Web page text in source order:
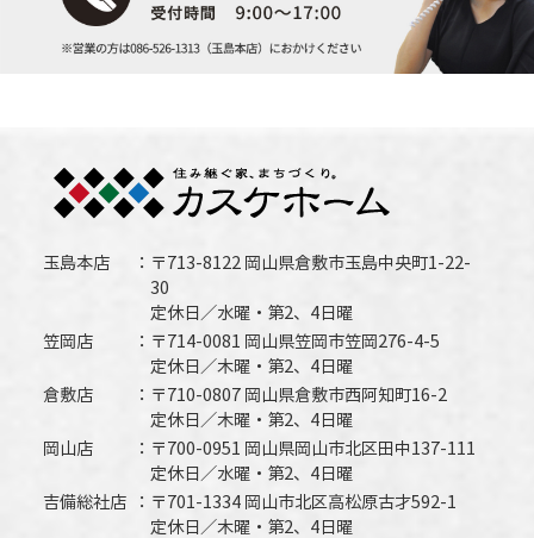
玉島本店
〒713-8122 岡山県倉敷市玉島中央町1-22-
30
定休日／水曜・第2、4日曜
笠岡店
〒714-0081 岡山県笠岡市笠岡276-4-5
定休日／木曜・第2、4日曜
倉敷店
〒710-0807 岡山県倉敷市西阿知町16-2
定休日／木曜・第2、4日曜
岡山店
〒700-0951 岡山県岡山市北区田中137-111
定休日／水曜・第2、4日曜
吉備総社店
〒701-1334 岡山市北区高松原古才592-1
定休日／木曜・第2、4日曜